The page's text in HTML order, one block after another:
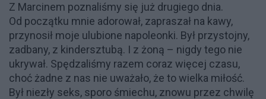
Z Marcinem poznaliśmy się już drugiego dnia.
Od początku mnie adorował, zapraszał na kawy,
przynosił moje ulubione napoleonki. Był przystojny,
zadbany, z kindersztubą. I z żoną – nigdy tego nie
ukrywał. Spędzaliśmy razem coraz więcej czasu,
choć żadne z nas nie uważało, że to wielka miłość.
Był niezły seks, sporo śmiechu, znowu przez chwilę